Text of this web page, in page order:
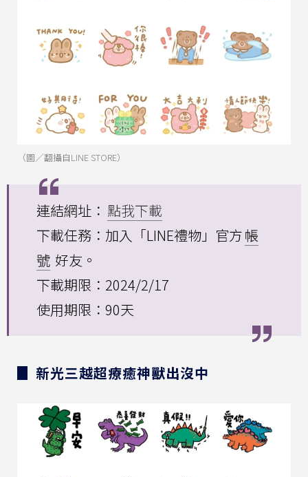
（圖／翻攝自LINE STORE）
連結網址： 點我下載
下載任務：加入「LINE禮物」官方帳
號 好友。
下載期限：2024/2/17
使用期限：90天
▊ 新光三越超療癒神獸出沒中